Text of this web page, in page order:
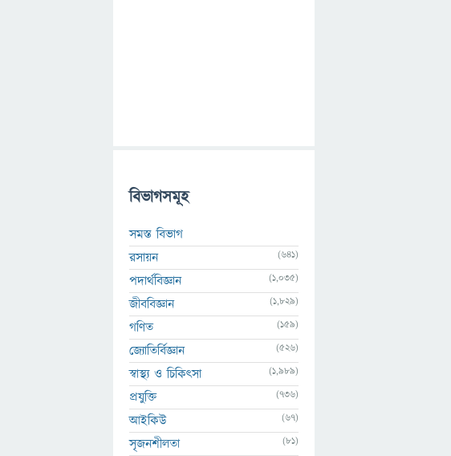
বিভাগসমূহ
সমস্ত বিভাগ
রসায়ন
(641)
পদার্থবিজ্ঞান (1,035)
জীববিজ্ঞান (1,829)
গণিত (159)
জ্যোতির্বিজ্ঞান (526)
স্বাস্থ্য ও চিকিৎসা (1,989)
প্রযুক্তি (736)
আইকিউ (67)
সৃজনশীলতা (81)